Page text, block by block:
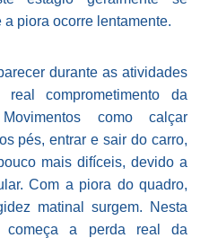
piora ocorre lentamente.
durante as atividades
comprometimento da
como calçar
pés, entrar e sair do carro,
mais difíceis, devido a
Com a piora do quadro,
matinal surgem. Nesta
começa a perda real da